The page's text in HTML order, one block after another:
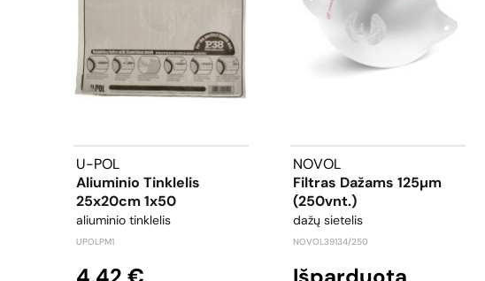
U-POL
Aliuminio Tinklelis
25x20cm 1x50
aliuminio tinklelis
UPOLPM1
NOVOL
Filtras Dažams 125µm
(250vnt.)
dažų sietelis
NOVOL39134/250